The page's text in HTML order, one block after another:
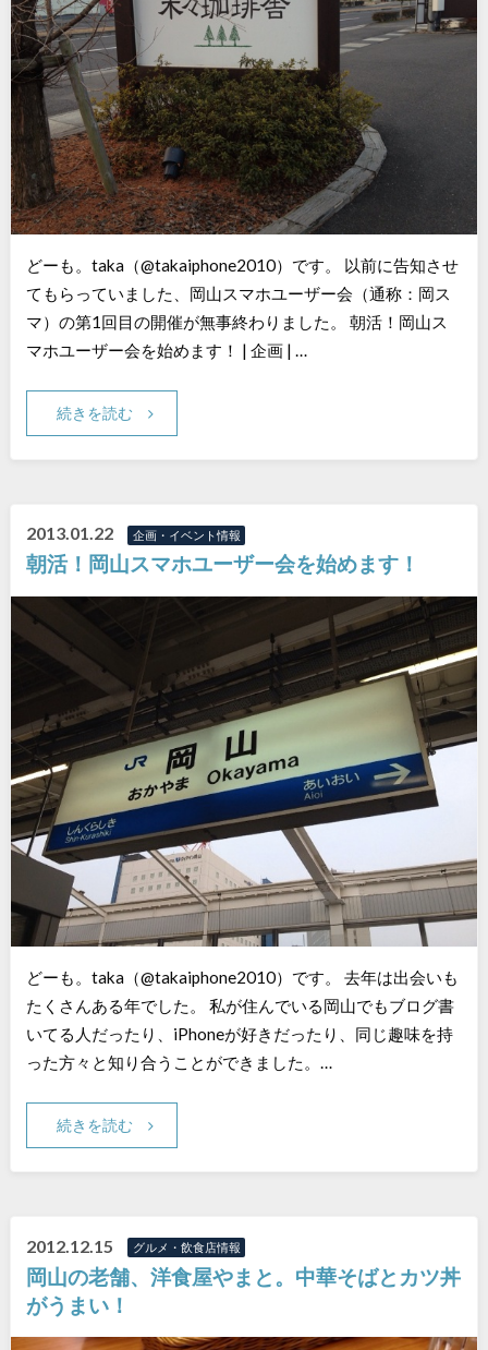
どーも。taka（@takaiphone2010）です。 以前に告知させ
てもらっていました、岡山スマホユーザー会（通称：岡ス
マ）の第1回目の開催が無事終わりました。 朝活！岡山ス
マホユーザー会を始めます！ | 企画 | …
続きを読む
2013.01.22 企画・イベント情報
朝活！岡山スマホユーザー会を始めます！
どーも。taka（@takaiphone2010）です。 去年は出会いも
たくさんある年でした。 私が住んでいる岡山でもブログ書
いてる人だったり、iPhoneが好きだったり、同じ趣味を持
った方々と知り合うことができました。…
続きを読む
2012.12.15 グルメ・飲食店情報
岡山の老舗、洋食屋やまと。中華そばとカツ丼
がうまい！